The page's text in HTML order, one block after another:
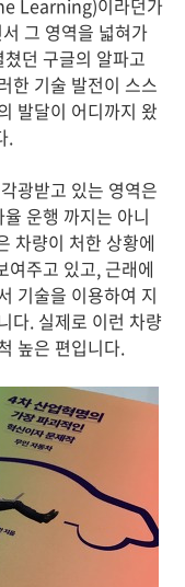
Learning)이라던가
그 영역을 넓혀가
던 구글의 알파고
한 기술 발전이 스스
발달이 어디까지 왔
.
광받고 있는 영역은
운행 까지는 아니
차량이 처한 상황에
여주고 있고, 근래에
기술을 이용하여 지
다. 실제로 이런 차량
높은 편입니다.